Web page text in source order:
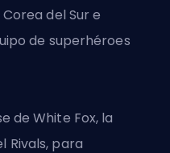
del Sur e
de superhéroes
de White Fox, la
Rivals, para